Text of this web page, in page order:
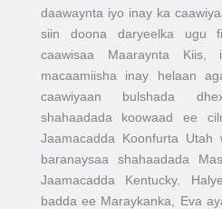
daawaynta iyo inay ka
siin doona daryeelka ugu
caawisaa Maaraynta Kiis,
macaamiisha inay helaan
caawiyaan bulshada
shahaadada koowaad ee
Jaamacadda Koonfurta
baranaysaa shahaadada
Jaamacadda Kentucky.
badda ee Maraykanka, Eva